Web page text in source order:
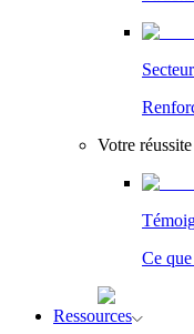
Votre réussite
Ce
Ressources